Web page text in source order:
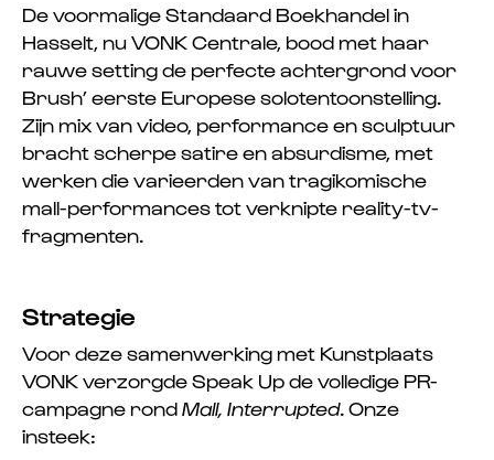
De voormalige Standaard Boekhandel in
Hasselt, nu VONK Centrale, bood met haar
rauwe setting de perfecte achtergrond voor
Brush’ eerste Europese solotentoonstelling.
Zijn mix van video, performance en sculptuur
bracht scherpe satire en absurdisme, met
werken die varieerden van tragikomische
mall-performances tot verknipte reality-tv-
fragmenten.
Strategie
Voor deze samenwerking met Kunstplaats
VONK verzorgde Speak Up de volledige PR-
campagne rondMall, Interrupted. Onze
insteek: